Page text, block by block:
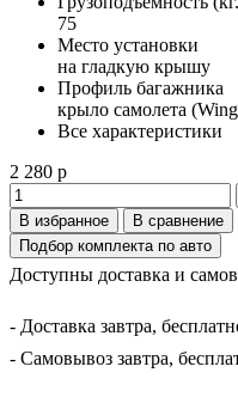
75
Место установки
на гладкую крышу
Профиль багажника
крыло самолета
Все характеристики
2 280 р
В избранное
В сравнение
Подбор комплекта по авто
Доступны доставка и
- Доставка завтра,
- Самовывоз завтра,